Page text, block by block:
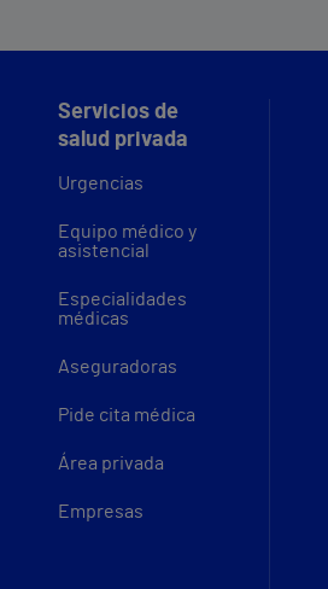
Servicios de
salud privada
Urgencias
Equipo médico y
asistencial
Especialidades
médicas
Aseguradoras
Pide cita médica
Área privada
Empresas